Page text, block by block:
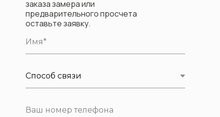
заказа замера или
предварительного просчета
оставьте заявку.